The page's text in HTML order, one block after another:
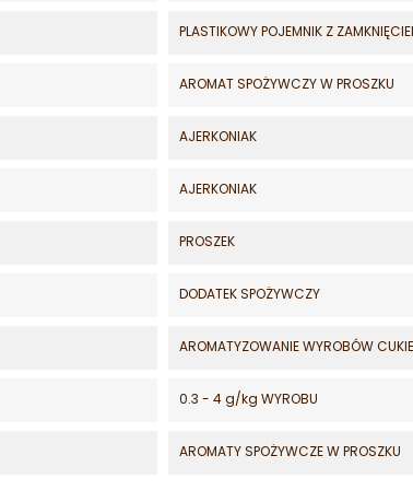
PLASTIKOWY POJEMNIK Z
AROMAT SPOŻYWCZY W PROSZKU
AJERKONIAK
AJERKONIAK
PROSZEK
DODATEK SPOŻYWCZY
AROMATYZOWANIE WYROBÓW
0.3 - 4 g/kg WYROBU
AROMATY SPOŻYWCZE W PROSZKU